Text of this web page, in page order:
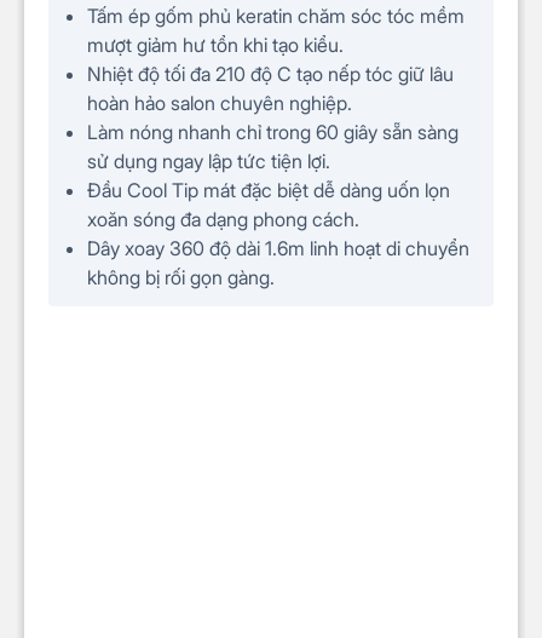
Tấm ép gốm phủ keratin chăm sóc tóc mềm
mượt giảm hư tổn khi tạo kiểu.
Nhiệt độ tối đa 210 độ C tạo nếp tóc giữ lâu
hoàn hảo salon chuyên nghiệp.
Làm nóng nhanh chỉ trong 60 giây sẵn sàng
sử dụng ngay lập tức tiện lợi.
Đầu Cool Tip mát đặc biệt dễ dàng uốn lọn
xoăn sóng đa dạng phong cách.
Dây xoay 360 độ dài 1.6m linh hoạt di chuyển
không bị rối gọn gàng.